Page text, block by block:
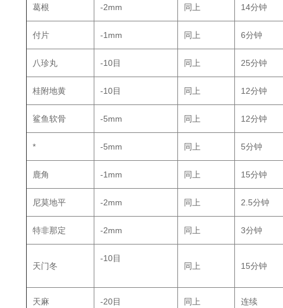
葛根 -2mm 同上 14分钟
付片 -1mm 同上 6分钟
八珍丸 -10目 同上 25分钟
桂附地黄 -10目 同上 12分钟
鲨鱼软骨 -5mm 同上 12分钟
* -5mm 同上 5分钟
鹿角 -1mm 同上 15分钟
尼莫地平 -2mm 同上 2.5分钟
特非那定 -2mm 同上 3分钟
天门冬
-10目
同上
15分钟
天麻 -20目 同上 连续